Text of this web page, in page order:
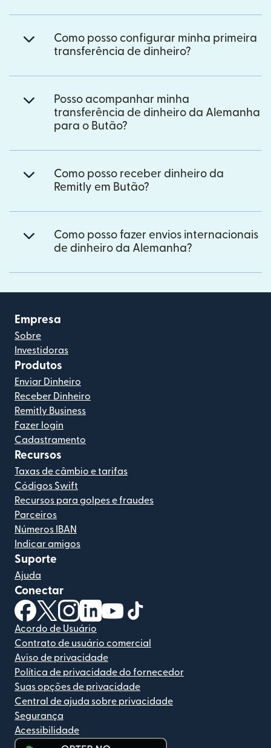
Como posso configurar minha primeira
transferência de dinheiro?
Posso acompanhar minha
transferência de dinheiro da Alemanha
para o Butão?
Como posso receber dinheiro da
Remitly em Butão?
Como posso fazer envios internacionais
de dinheiro da Alemanha?
Empresa
Sobre
Investidoras
Produtos
Enviar Dinheiro
Receber Dinheiro
Remitly Business
Fazer login
Cadastramento
Recursos
Taxas de câmbio e tarifas
Códigos Swift
Recursos para golpes e fraudes
Parceiros
Números IBAN
Indicar amigos
Suporte
Ajuda
Conectar
(abre em uma nova janela)
(abre em uma nova janela)
(abre em uma nova janela)
(abre em uma nova janela)
(abre em uma nova janela)
Acordo de Usuário
Contrato de usuário comercial
Aviso de privacidade
Política de privacidade do fornecedor
Suas opções de privacidade
Central de ajuda sobre privacidade
Segurança
Acessibilidade